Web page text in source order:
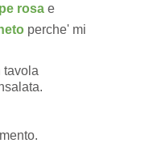
rosae
perche' mi
tavola